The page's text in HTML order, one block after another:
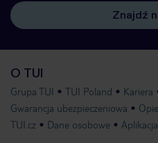
Znajdź
O TUI
Grupa TUI TUI Poland Kariera
Gwarancja ubezpieczeniowa
TUI.cz
Dane osobowe